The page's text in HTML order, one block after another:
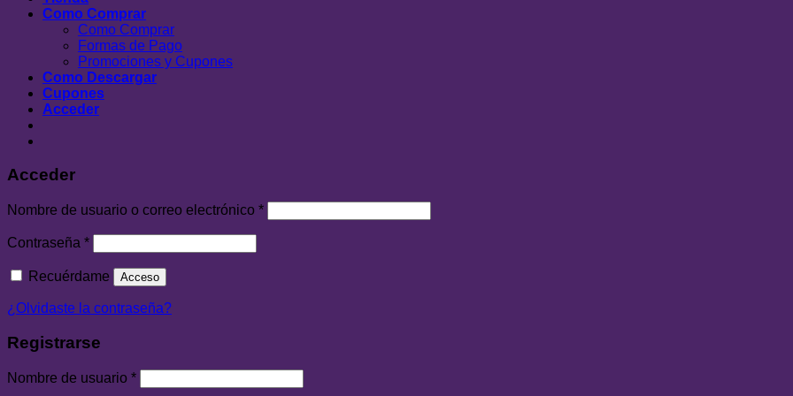
Como Comprar
Como Comprar
Formas de Pago
Promociones y Cupones
Como Descargar
Cupones
Acceder
Acceder
Nombre de usuario o correo electrónico *
Contraseña *
Recuérdame Acceso
¿Olvidaste la contraseña?
Registrarse
Nombre de usuario *